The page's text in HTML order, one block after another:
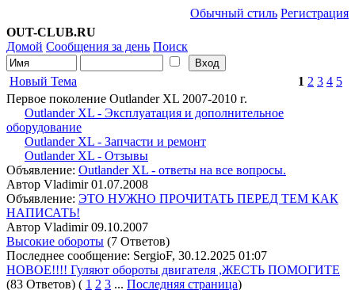
Обычный стиль Регистрация
OUT-CLUB.RU
Домой Сообщения за день Поиск
1 2 3 4 5
Новый Тема
Первое поколение Outlander XL 2007-2010 г.
Outlander XL - Эксплуатация и дополнительное
оборудование
Outlander XL - Запчасти и ремонт
Outlander XL - Отзывы
Объявление: Outlander XL - ответы на все вопросы.
Автор Vladimir 01.07.2008
Объявление: ЭТО НУЖНО ПРОЧИТАТЬ ПЕРЕД ТЕМ КАК
НАПИСАТЬ!
Автор Vladimir 09.10.2007
Высокие обороты (7 Ответов)
Последнее сообщение: SergioF, 30.12.2025 01:07
НОВОЕ!!!! Гуляют обороты двигателя ,ЖЕСТЬ ПОМОГИТЕ
(83 Ответов) ( 1 2 3 ... Последняя страница)